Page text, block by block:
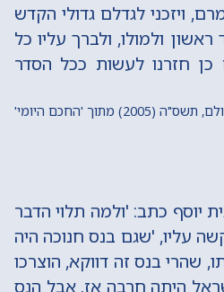
ויזכני לגדלם גדולי הקדש
ולמולו, ולברך עליו כל
חזרנו לעשות ככל הסדר
'החכם היומי'
יוסף כתב: 'ולמה תלוי הדבר
עליו, 'שגם בנס חנוכה היה
שהרי בנס זה דווקא, הוצרכו
היתה חרבה אז. אבל הנס